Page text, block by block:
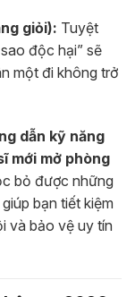
giỏi): Tuyệt
độc hại” sẽ
một đi không trở
dẫn kỹ năng
mới mở phòng
bỏ được những
bạn tiết kiệm
và bảo vệ uy tín